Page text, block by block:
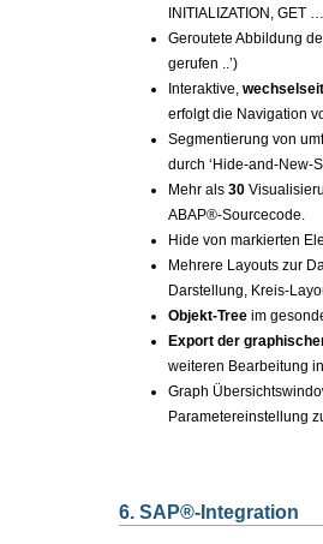
INITIALIZATION, GET
Geroutete Abbildung
gerufen ..’)
Interaktive,
erfolgt die Navigation
Segmentierung von
durch ‘Hide-and-New-
Mehr als 30
ABAP®-Sourcecode.
Hide von markierten
Mehrere Layouts zur
Darstellung, Kreis-
Objekt-Treeim
Export der
weiteren Bearbeitung
Graph
Parametereinstellung
6. SAP®-Integration